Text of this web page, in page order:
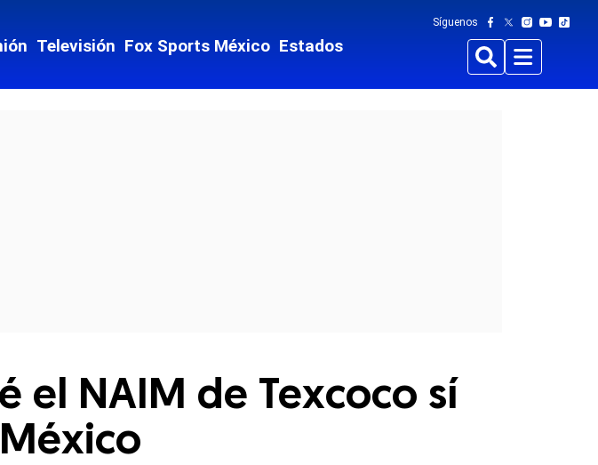
Televisión Fox Sports México Estados
Síguenos
BuscarMenu
el NAIM de Texcoco sí